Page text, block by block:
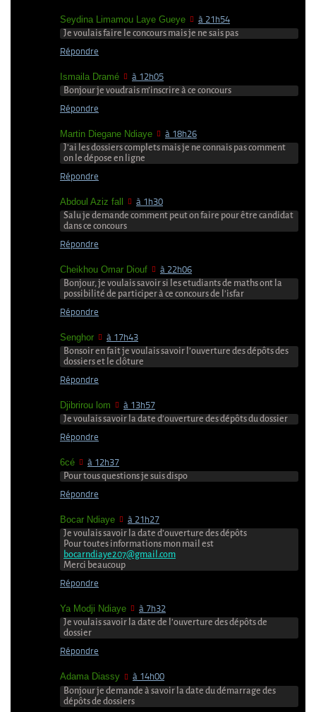
Seydina Limamou Laye Gueye à 21h54
Je voulais faire le concours mais je ne sais pas
Répondre
Ismaila Dramé à 12h05
Bonjour je voudrais m’inscrire à ce concours
Répondre
Martin Diegane Ndiaye à 18h26
J’ai les dossiers complets mais je ne connais pas comment
on le dépose en ligne
Répondre
Abdoul Aziz fall à 1h30
Salu je demande comment peut on faire pour être candidat
dans ce concours
Répondre
Cheikhou Omar Diouf à 22h06
Bonjour, je voulais savoir si les etudiants de maths ont la
possibilité de participer à ce concours de l’isfar
Répondre
Senghor à 17h43
Bonsoir en fait je voulais savoir l’ouverture des dépôts des
dossiers et le clôture
Répondre
Djibrirou lom à 13h57
Je voulais savoir la date d’ouverture des dépôts du dossier
Répondre
6cé à 12h37
Pour tous questions je suis dispo
Répondre
Bocar Ndiaye à 21h27
Je voulais savoir la date d’ouverture des dépôts
Pour toutes informations mon mail est
bocarndiaye207@gmail.com
Merci beaucoup
Répondre
Ya Modji Ndiaye à 7h32
Je voulais savoir la date de l’ouverture des dépôts de
dossier
Répondre
Adama Diassy à 14h00
Bonjour je demande à savoir la date du démarrage des
dépôts de dossiers